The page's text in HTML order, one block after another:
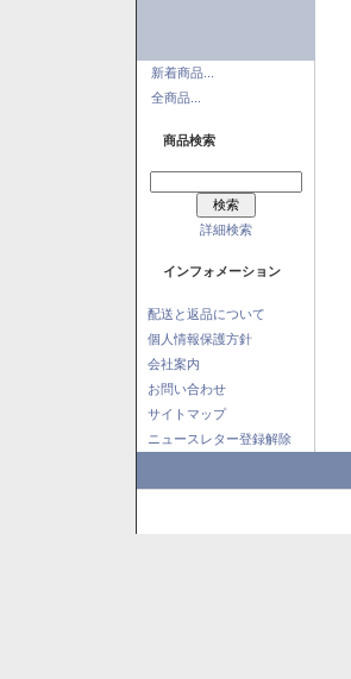
新着商品...
全商品...
商品検索
詳細検索
インフォメーション
配送と返品について
個人情報保護方針
会社案内
お問い合わせ
サイトマップ
ニュースレター登録解除